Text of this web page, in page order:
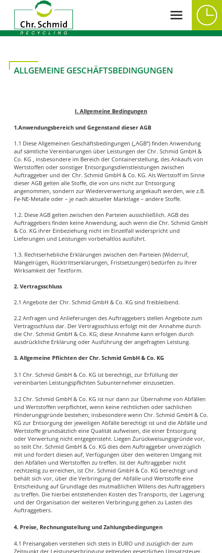
ALLGEMEINE GESCHÄFTSBEDINGUNGEN
I. Allgemeine Bedingungen
1.Anwendungsbereich und Gegenstand dieser AGB
1.1 Diese Allgemeinen Geschäftsbedingungen („AGB“) finden Anwendung
auf sämtliche Vereinbarungen über Leistungen der Chr. Schmid GmbH &
Co. KG , insbesondere im Bereich der Containerstellung, des Ankaufs von
Wertstoffen oder sonstiger Entsorgungsdienstleistungen zwischen
Auftraggeber und der Chr. Schmid GmbH & Co. KG. Als Wertstoff im Sinne
dieser AGB gelten alle Stoffe, die von uns nicht zur Entsorgung
angenommen, sondern zur Wiederverwertung angekauft werden, wie z.B.
Fe-NE-Metalle oder – je nach aktueller Marktlage – andere Stoffe.
1.2. Diese AGB gelten zwischen den Parteien ausschließlich. AGB des
Auftraggebers finden keine Anwendung, auch wenn die Chr. Schmid GmbH
& Co. KG ihrer Einbeziehung nicht im Einzelfall widerspricht und
Lieferungen und Leistungen vorbehaltlos ausführt.
1.3. Rechtserhebliche Erklärungen zwischen den Parteien (Widerruf,
Mängelrügen, Rücktrittserklärungen, Fristsetzungen) bedürfen zu Ihrer
Wirksamkeit der Textform.
2. Vertragsschluss
2.1 Angebote der Chr. Schmid GmbH & Co. KG sind freibleibend.
2.2 Anfragen und Anlieferungen des Auftraggebers stellen Angebote zum
Vertragsschluss dar. Der Vertragsschluss erfolgt mit der Annahme durch
die Chr. Schmid GmbH & Co. KG; diese Annahme kann erfolgen durch
ausdrückliche Erklärung oder Ausführung der angefragten Leistung.
3. Allgemeine Pflichten der Chr. Schmid GmbH & Co. KG
3.1 Chr. Schmid GmbH & Co. KG ist berechtigt, zur Erfüllung der
vereinbarten Leistungspflichten Subunternehmer einzusetzen.
3.2 Chr. Schmid GmbH & Co. KG ist nur dann zur Übernahme von Abfällen
und Wertstoffen verpflichtet, wenn keine rechtlichen oder sachlichen
Hinderungsgründe bestehen; insbesondere wenn Chr. Schmid GmbH & Co.
KG zur Entsorgung der jeweiligen Abfälle berechtigt ist und die Abfälle und
Wertstoffe grundsätzlich eine Qualität aufweisen, die einer Entsorgung
oder Verwertung nicht entgegensteht. Liegen Zurückweisungsgründe vor,
so teilt Chr. Schmid GmbH & Co. KG dies dem Auftraggeber unverzüglich
mit und fordert diesen auf, Verfügungen über den weiteren Umgang mit
den Abfällen und Wertstoffen zu treffen. Ist der Auftraggeber nicht
rechtzeitig zu erreichen, ist Chr. Schmid GmbH & Co. KG berechtigt und
behält sich vor, über die Verbringung der Abfälle und Wertstoffe eine
Entscheidung auf Grundlage des mutmaßlichen Willens des Auftraggebers
zu treffen. Die hierbei entstehenden Kosten des Transports, der Lagerung
und der Organisation der weiteren Verbringung gehen zu Lasten des
Auftraggebers.
4. Preise, Rechnungsstellung und Zahlungsbedingungen
4.1 Preisangaben verstehen sich stets in EURO und zuzüglich der zum
Zeitpunkt der Leistungserbringung geltenden gesetzlichen Umsatzsteuer.